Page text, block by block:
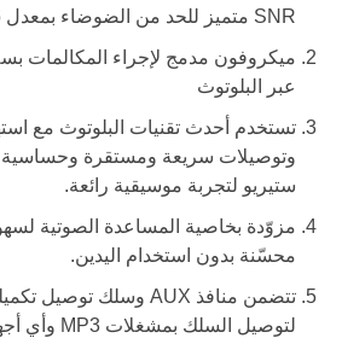
SNR متميز للحد من الضوضاء بمعدل 26 ديسيبل.
ميكروفون مدمج لإجراء المكالمات
عبر البلوتوث
تستخدم أحدث تقنيات البلوتوث مع
وتوصيلات سريعة ومستقرة
ستيريو لتجربة موسيقية رائعة.
مزوّدة بخاصية المساعدة الصوتية
محسّنة بدون استخدام اليدين.
لتوصيل السلك بمشغلات MP3 وأي أجهزة صوت مدعومة.